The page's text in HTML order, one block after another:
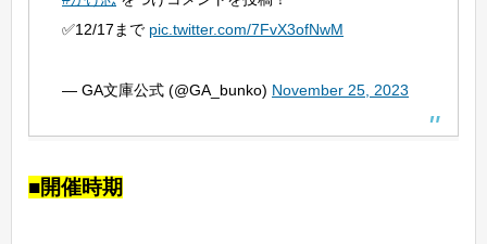
✅12/17まで pic.twitter.com/7FvX3ofNwM
— GA文庫公式 (@GA_bunko) November 25, 2023
■開催時期